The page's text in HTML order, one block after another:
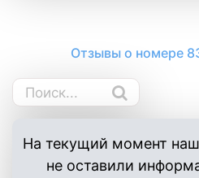
Отзывы о номере
На текущий момент
не оставили